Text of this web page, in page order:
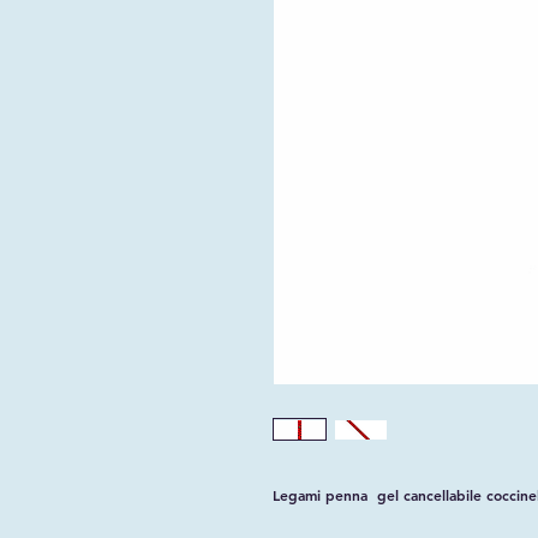
Legami penna gel cancellabile